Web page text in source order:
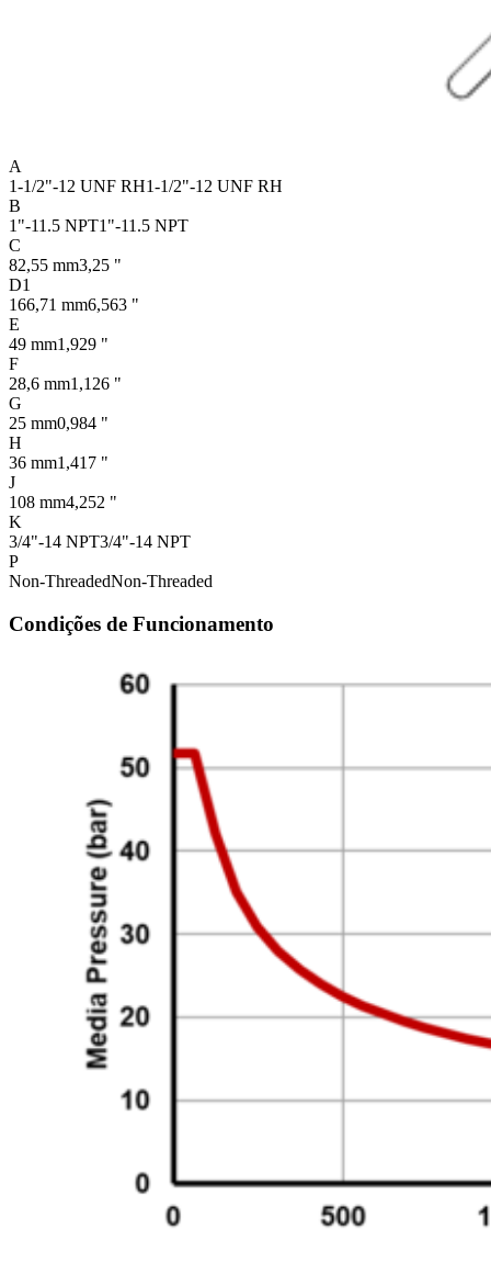
A
1-1/2"-12 UNF RH1-1/2"-12 UNF RH
B
1"-11.5 NPT1"-11.5 NPT
C
82,55 mm3,25 "
D1
166,71 mm6,563 "
E
49 mm1,929 "
F
28,6 mm1,126 "
G
25 mm0,984 "
H
36 mm1,417 "
J
108 mm4,252 "
K
3/4"-14 NPT3/4"-14 NPT
P
Non-ThreadedNon-Threaded
Condições de Funcionamento